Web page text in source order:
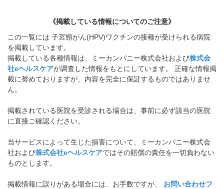
《掲載している情報についてのご注意》
この一覧には 子宮頸がん(HPV)ワクチンの接種が受けられる病院
を掲載しています。
掲載している各種情報は、ミーカンパニー株式会社および株式会
社eヘルスケアが調査した情報をもとにしています。 正確な情報掲
載に努めておりますが、内容を完全に保証するものではありませ
ん。
掲載されている医院を受診される場合は、事前に必ず該当の医院
に直接ご確認ください。
当サービスによって生じた損害について、ミーカンパニー株式会
社および株式会社eヘルスケアではその賠償の責任を一切負わない
ものとします。
掲載情報に誤りがある場合には、お手数ですが、 お問い合わせフ